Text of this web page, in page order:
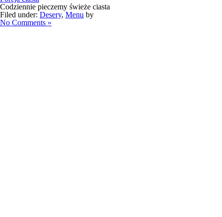
Codziennie pieczemy świeże ciasta
Filed under: Desery, Menu by
No Comments »